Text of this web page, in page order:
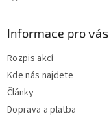
Informace pro vás
Rozpis akcí
Kde nás najdete
Články
Doprava a platba